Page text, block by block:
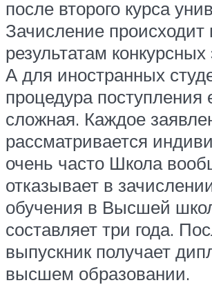
после второго курса
Зачисление происходит
результатам
А для иностранных
процедура
сложная. Каждое
рассматривается
очень часто Школа
отказывает в
обучения в Высшей
составляет три года.
выпускник получает
высшем образовании.